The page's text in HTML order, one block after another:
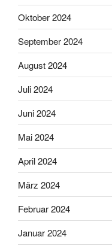
Oktober 2024
September 2024
August 2024
Juli 2024
Juni 2024
Mai 2024
April 2024
März 2024
Februar 2024
Januar 2024